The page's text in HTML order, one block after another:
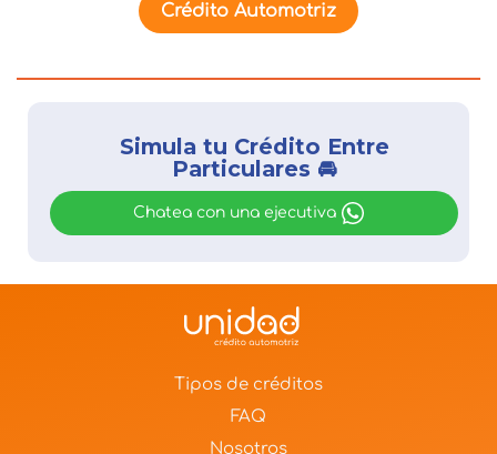
Crédito Automotriz
Simula tu Crédito Entre
Particulares 🚘
Chatea con una ejecutiva
Tipos de créditos
FAQ
Nosotros